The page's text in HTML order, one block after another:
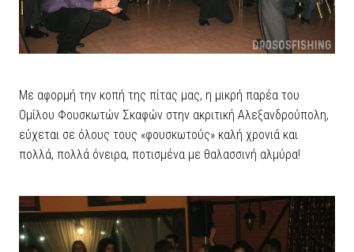
Με αφορμή την κοπή της πίτας μας, η μικρή παρέα του
Ομίλου Φουσκωτών Σκαφών στην ακριτική Αλεξανδρούπολη,
εύχεται σε όλους τους «φουσκωτούς» καλή χρονιά και
πολλά, πολλά όνειρα, ποτισμένα με θαλασσινή αλμύρα!